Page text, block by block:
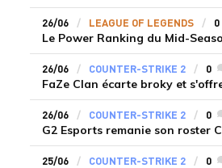
26/06 LEAGUE OF LEGENDS 0
Le Power Ranking du Mid-
26/06 COUNTER-STRIKE 2 0
FaZe Clan écarte broky et
26/06 COUNTER-STRIKE 2 0
G2 Esports remanie son roster
25/06 COUNTER-STRIKE 2 0